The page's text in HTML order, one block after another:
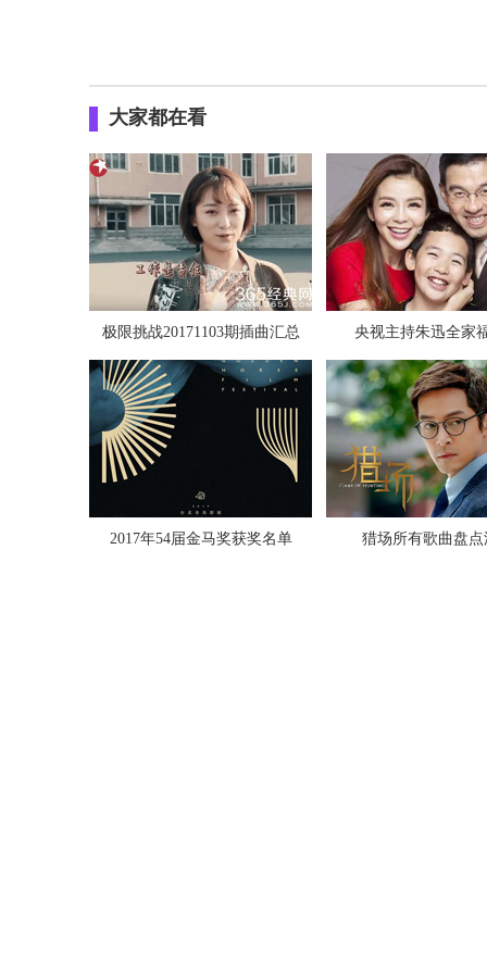
大家都在看
极限挑战20171103期插曲汇总 央视主持朱迅全家
2017年54届金马奖获奖名单 猎场所有歌曲盘点